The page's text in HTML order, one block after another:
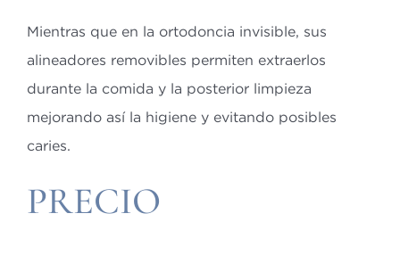
Mientras que en la ortodoncia invisible, sus
alineadores removibles permiten extraerlos
durante la comida y la posterior limpieza
mejorando así la higiene y evitando posibles
caries.
PRECIO